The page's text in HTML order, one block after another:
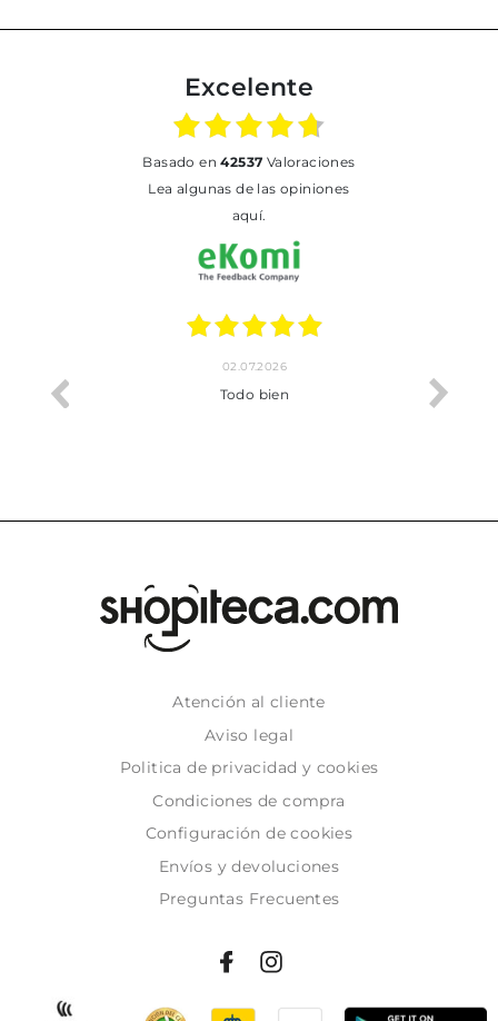
Excelente
basado en42537 Valoraciones
Lea algunas de las opiniones
aquí.
02.07.2026
Todo bien
Atención al cliente
Aviso legal
Politica de privacidad y cookies
Condiciones de compra
Configuración de cookies
Envíos y devoluciones
Preguntas Frecuentes